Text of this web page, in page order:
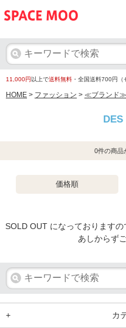
11,000円 以上で送料無料 ・全国送料700円（
HOME > ファッション > ≪ブランド≫
0件の商品
価格順
SOLD OUT になっておりますの
あしからず
+ カ